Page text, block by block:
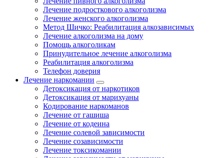
Лечение подросткового алкоголизма
Лечение женского алкоголизма
Метод Шичко: Реабилитация алкозависимых
Лечение алкоголизма на дому
Помощь алкоголикам
Принудительное лечение алкоголизма
Реабилитация алкоголизма
Телефон доверия
Лечение наркомании
Детоксикация от наркотиков
Детоксикация от марихуаны
Кодирование наркоманов
Лечение от гашиша
Лечение от кодеина
Лечение солевой зависимости
Лечение созависимости
Лечение токсикомании